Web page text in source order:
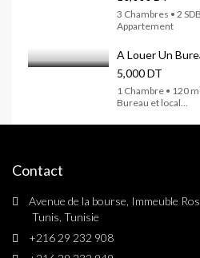
3 Chambres • 2
Appartement
A Louer Un
5,000 DT
1 Chambre • 120
Bureau et local...
Contact
Avenue de la bourse, Immeuble
Tunis, Tunisie
+216 29 232 908